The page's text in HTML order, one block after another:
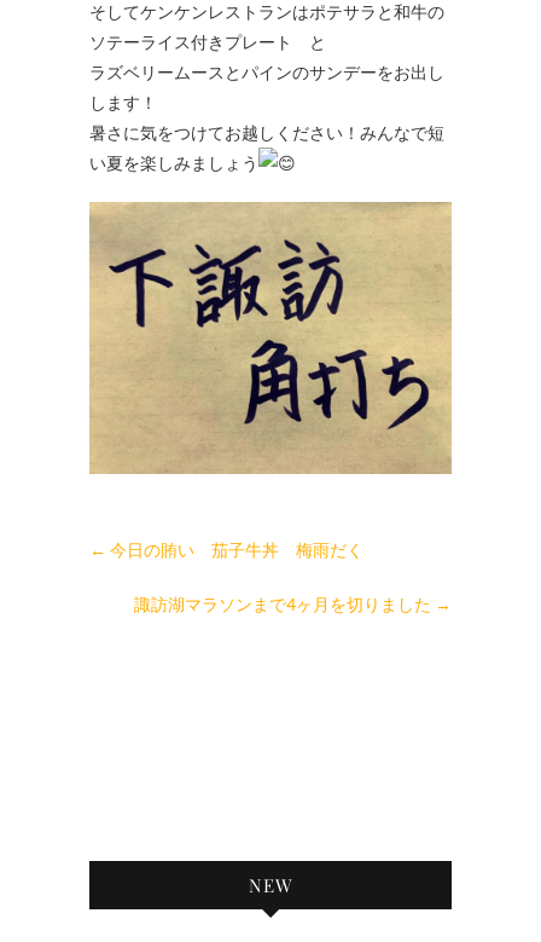
そしてケンケンレストランはポテサラと和牛の
ソテーライス付きプレート と
ラズベリームースとパインのサンデーをお出し
します！
暑さに気をつけてお越しください！みんなで短
い夏を楽しみましょう
← 今日の賄い 茄子牛丼 梅雨だく
諏訪湖マラソンまで4ヶ月を切りました →
NEW